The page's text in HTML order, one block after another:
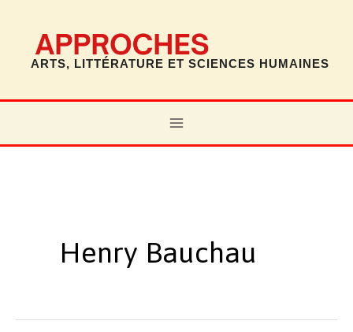
contenu
ARTS, LITTÉRATURE ET SCIENCES HUMAINES
MAIN
Henry Bauchau